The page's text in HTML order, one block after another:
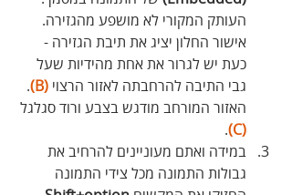
העותק המקורי לא מושפע מהגזירה.
אישור החלון יציג את תיבת הגזירה -
כעת יש לגרור את אחת מהידיות שעל
גבי התיבה להרחבתה לאזור הרצוי (B)
.
האזור המורחב מודגש בצבע ורוד סגלגל
(C)
.
במידה ואתם מעוניינים להרחיב את
גבולות התמונה מכל צידי התמונה